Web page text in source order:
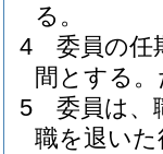
る。
4
委員の任
間とする。
5
委員は、
職を退い